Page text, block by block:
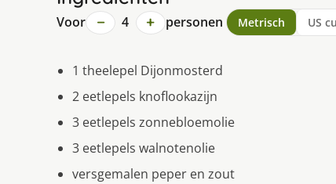
Voor − 4 + personen Metrisch US
1 theelepel Dijonmosterd
2 eetlepels knoflookazijn
3 eetlepels zonnebloemolie
3 eetlepels walnotenolie
versgemalen peper en zout